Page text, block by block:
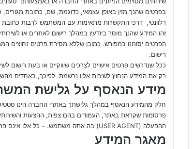
בפרטים שהנך מזין באופן עצמאי, כדוגמת, שם, כתובת
רלוונטי, דרכי התקשרות מתאימות עם המשתמש לרבות כתובת
זהו המידע שהנך מוסר ביודעין במהלך רישום לאתרים או
הפרטים יסומנו במפורש. כמובן שללא מסירת פרטים נחוצים
רישום.
ככל שנדרשים פרטים אישיים לצרכים שיווקיים או בעת
רק את המידע הנחוץ לשירות אליו נרשמת. לפיכך, באחדים
מידע הנאסף על גלישת
חלק מהמידע הנאסף במהלך גלישתך באתרי החברה הינו
ההפעלה (USER AGENT) בה אתה משתמש. – כל אלו אינם פרטים המזוהים עם שמך.
מאגר המידע